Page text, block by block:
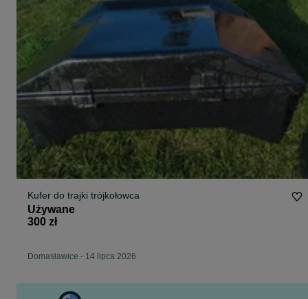
Kufer do trajki trójkołowca
Używane
300 zł
Domasławice - 14 lipca 2026